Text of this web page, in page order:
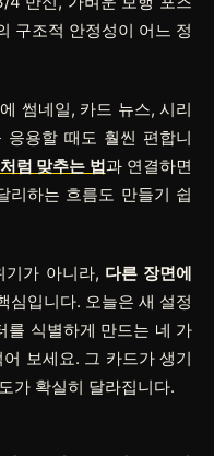
구조적 안정성이 어느 정
썸네일, 카드 뉴스, 시리
용할 때도 훨씬 편합니
럼 맞추는 법과 연결하면
리하는 흐름도 만들기 쉽
가 아니라, 다른 장면에
심입니다. 오늘은 새 설정
를 식별하게 만드는 네 가
보세요. 그 카드가 생기
가 확실히 달라집니다.